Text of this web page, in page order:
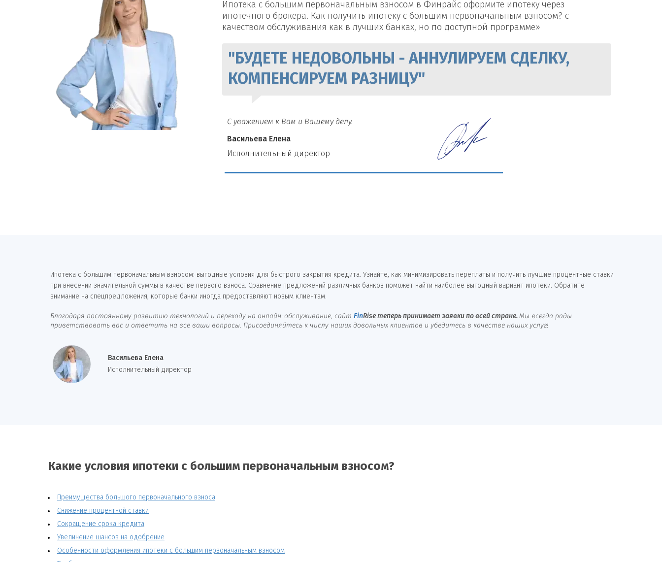
Ипотека с большим первоначальным взносом в Финрайс оформите ипотеку через
ипотечного брокера. Как получить ипотеку с большим первоначальным взносом? с
качеством обслуживания как в лучших банках, но по доступной программе»
"БУДЕТЕ НЕДОВОЛЬНЫ - АННУЛИРУЕМ СДЕЛКУ,
КОМПЕНСИРУЕМ РАЗНИЦУ"
С уважением к Вам и Вашему делу.
Васильева Елена
И сполнительный директор
Ипотека с большим первоначальным взносом: выгодные условия для быстрого закрытия кредита. Узнайте, как минимизировать переплаты и получить лучшие процентные ставки
при внесении значительной суммы в качестве первого взноса. Сравнение предложений различных банков поможет найти наиболее выгодный вариант ипотеки. Обратите
внимание на спецпредложения, которые банки иногда предоставляют новым клиентам.
Благодаря постоянному развитию технологий и переходу на онлайн-обслуживание, сайт FinRise теперь принимает заявки по всей стране. Мы всегда рады
приветствовать вас и ответить на все ваши вопросы. Присоединяйтесь к числу наших довольных клиентов и убедитесь в качестве наших услуг!
Васильева Елена
И сполнительный директор
Какие условия ипотеки с большим первоначальным взносом?
Преимущества большого первоначального взноса
Снижение процентной ставки
Сокращение срока кредита
Увеличение шансов на одобрение
Особенности оформления ипотеки с большим первоначальным взносом